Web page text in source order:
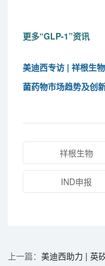
更多“GLP-1”资讯
美迪西专访 | 祥根生
菌药物市场趋势及创
祥根生物
IND申报
美迪西助力 | 英